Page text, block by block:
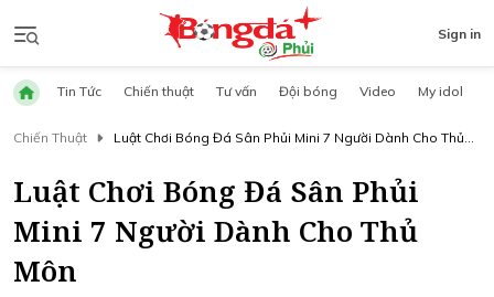
Sign in
Tin Tức Chiến thuật Tư vấn Đội bóng Video My idol
Chiến Thuật
Luật Chơi Bóng Đá Sân Phủi Mini 7 Người Dành Cho Thủ
Luật Chơi Bóng Đá Sân Phủi
Mini 7 Người Dành Cho Thủ
Môn